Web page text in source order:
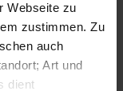
Webseite zu
zustimmen. Zu
auch
Art und
dient
sind